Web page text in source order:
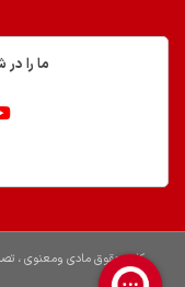
ما را
کلیه حقوق مادی ومعنوی ،